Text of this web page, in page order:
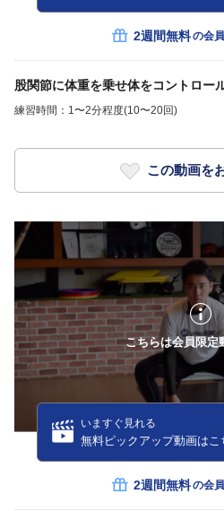
2週間無料の会
股関節に体重を乗せ体をコントロー
練習時間：1〜2分程度(10〜20回)
この動画を
こちらは会員限定
いますぐ見れる
無料ピックアップ動画はこ
2週間無料の会